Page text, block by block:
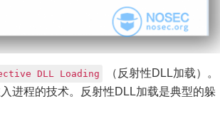
DLL Loading
（反射性DLL加载）。
进程的技术。反射性DLL加载是典型的躲